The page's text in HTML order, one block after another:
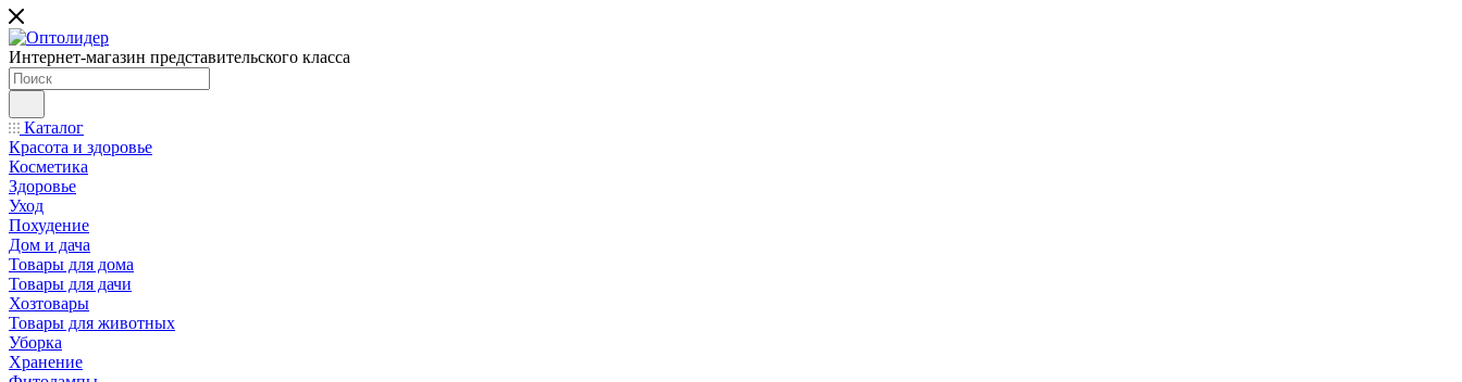
Интернет-магазин представительского класса
Каталог
Красота и здоровье
Косметика
Здоровье
Уход
Похудение
Дом и дача
Товары для дома
Товары для дачи
Хозтовары
Товары для животных
Уборка
Хранение